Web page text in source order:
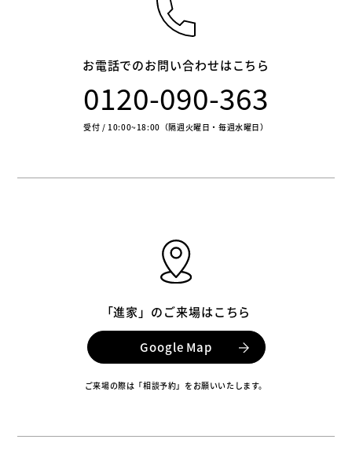
お電話でのお問い合わせはこちら
0120-090-363
受付 / 10:00~18:00（隔週火曜日・毎週水曜日）
「進家」のご来場はこちら
Google Map
ご来場の際は「相談予約」をお願いいたします。